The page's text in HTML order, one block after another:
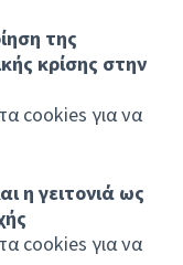
της
κρίσης στην
cookies για να
η γειτονιά ως
cookies για να